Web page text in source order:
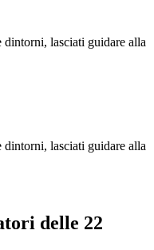
lasciati guidare alla
lasciati guidare alla
delle 22